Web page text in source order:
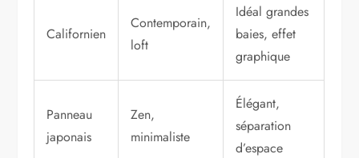
Californien
Contemporain,
loft
Idéal grandes
baies, effet
graphique
Panneau
japonais
Zen,
minimaliste
Élégant,
séparation
d’espace